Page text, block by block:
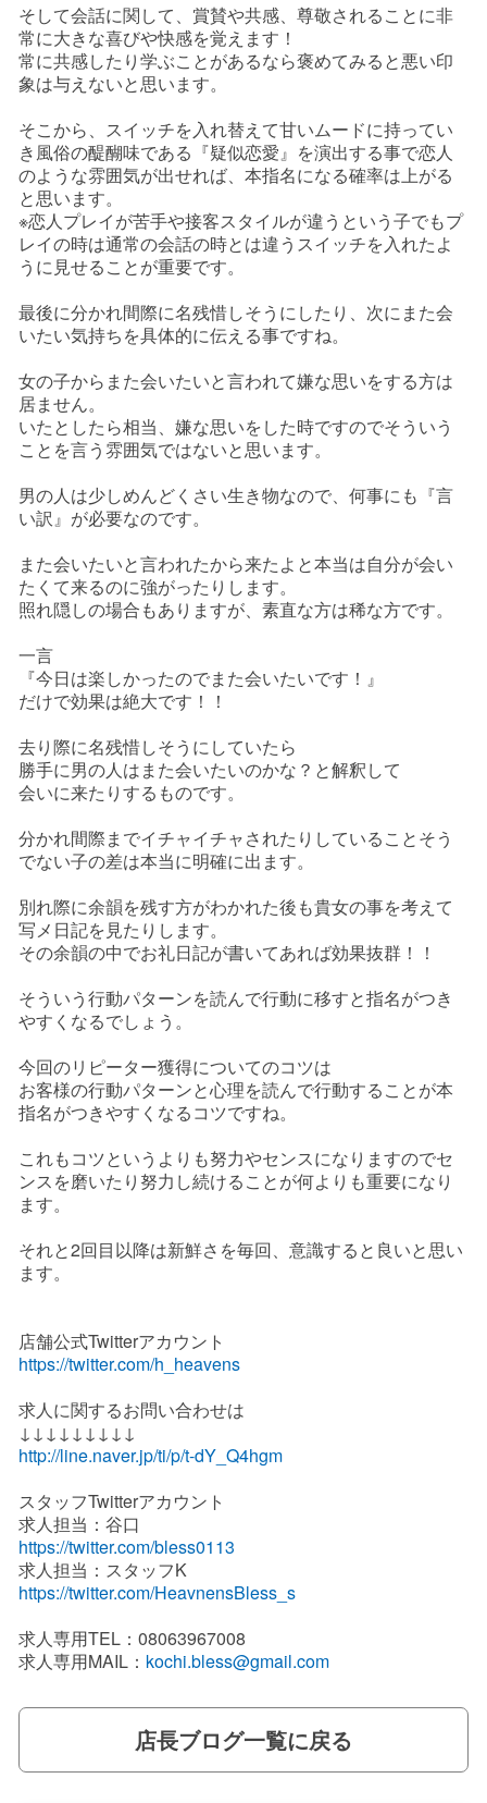
そして会話に関して、賞賛や共感、尊敬されることに非
常に大きな喜びや快感を覚えます！
常に共感したり学ぶことがあるなら褒めてみると悪い印
象は与えないと思います。
そこから、スイッチを入れ替えて甘いムードに持ってい
き風俗の醍醐味である『疑似恋愛』を演出する事で恋人
のような雰囲気が出せれば、本指名になる確率は上がる
と思います。
※恋人プレイが苦手や接客スタイルが違うという子でもプ
レイの時は通常の会話の時とは違うスイッチを入れたよ
うに見せることが重要です。
最後に分かれ間際に名残惜しそうにしたり、次にまた会
いたい気持ちを具体的に伝える事ですね。
女の子からまた会いたいと言われて嫌な思いをする方は
居ません。
いたとしたら相当、嫌な思いをした時ですのでそういう
ことを言う雰囲気ではないと思います。
男の人は少しめんどくさい生き物なので、何事にも『言
い訳』が必要なのです。
また会いたいと言われたから来たよと本当は自分が会い
たくて来るのに強がったりします。
照れ隠しの場合もありますが、素直な方は稀な方です。
一言
『今日は楽しかったのでまた会いたいです！』
だけで効果は絶大です！！
去り際に名残惜しそうにしていたら
勝手に男の人はまた会いたいのかな？と解釈して
会いに来たりするものです。
分かれ間際までイチャイチャされたりしていることそう
でない子の差は本当に明確に出ます。
別れ際に余韻を残す方がわかれた後も貴女の事を考えて
写メ日記を見たりします。
その余韻の中でお礼日記が書いてあれば効果抜群！！
そういう行動パターンを読んで行動に移すと指名がつき
やすくなるでしょう。
今回のリピーター獲得についてのコツは
お客様の行動パターンと心理を読んで行動することが本
指名がつきやすくなるコツですね。
これもコツというよりも努力やセンスになりますのでセ
ンスを磨いたり努力し続けることが何よりも重要になり
ます。
それと2回目以降は新鮮さを毎回、意識すると良いと思い
ます。
店舗公式Twitterアカウント
https://twitter.com/h_heavens
求人に関するお問い合わせは
↓↓↓↓↓↓↓↓↓
http://line.naver.jp/ti/p/t-dY_Q4hgm
スタッフTwitterアカウント
求人担当：谷口
https://twitter.com/bless0113
求人担当：スタッフK
https://twitter.com/HeavnensBless_s
求人専用TEL：08063967008
求人専用MAIL： kochi.bless@gmail.com
店長ブログ一覧に戻る